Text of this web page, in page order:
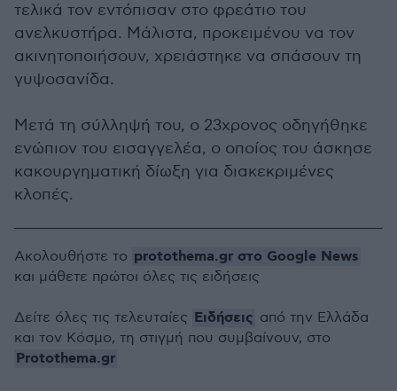
τελικά τον εντόπισαν στο φρεάτιο του
ανελκυστήρα. Μάλιστα, προκειμένου να τον
ακινητοποιήσουν, χρειάστηκε να σπάσουν τη
γυψοσανίδα.
Μετά τη σύλληψή του, ο 23χρονος οδηγήθηκε
ενώπιον του εισαγγελέα, ο οποίος του άσκησε
κακουργηματική δίωξη για διακεκριμένες
κλοπές.
Ακολουθήστε το protothema.gr στο Google News
και μάθετε πρώτοι όλες τις ειδήσεις
Δείτε όλες τις τελευταίες Ειδήσεις από την Ελλάδα
και τον Κόσμο, τη στιγμή που συμβαίνουν, στο
Protothema.gr